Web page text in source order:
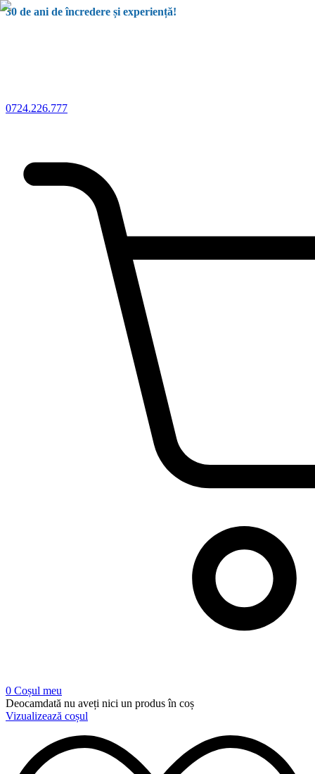
30 de ani de încredere și experiență!
0724.226.777
0 Coșul meu
Deocamdată nu aveți nici un produs în coș
Vizualizează coșul